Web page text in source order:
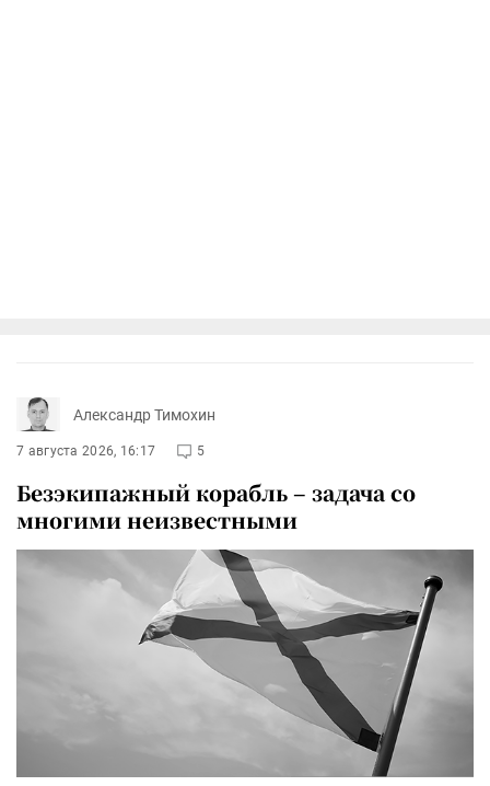
Александр Тимохин
7 августа 2026, 16:17 5
Безэкипажный корабль – задача со
многими неизвестными